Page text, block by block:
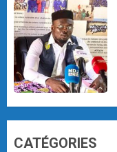
CATÉGORIES